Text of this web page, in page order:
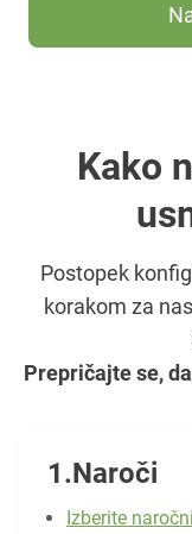
Kako
Postopek
korakom za
Prepričajte se,
Naroči
Izberite